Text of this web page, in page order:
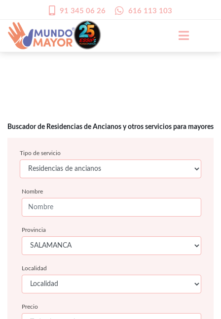
91 345 06 26 616 113 103
Buscador de Residencias de Ancianos y otros servicios para mayores
Tipo de servicio
Nombre
Provincia
Localidad
Precio